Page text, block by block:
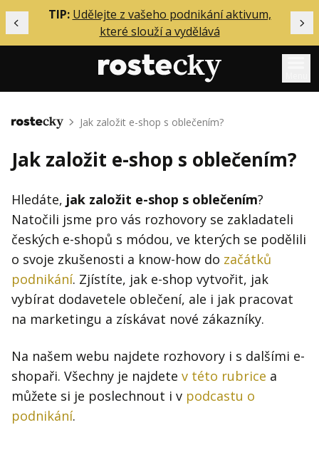
Předchozí
TIP: Udělejte z vašeho podnikání aktivum,
které slouží a vydělává
Mentoring
Solo
Akce
Inzerce
O mně
Přihlášení
Kontakt
Obchodní podmínky
Hledaná fráze Hledat
Domů Jak založit e-shop s oblečením?
Jak založit e-shop s oblečením?
Hledáte, jak založit e-shop s oblečením?
Natočili jsme pro vás rozhovory se zakladateli
českých e-shopů s módou, ve kterých se podělili
o svoje zkušenosti a know-how do začátků
podnikání. Zjístíte, jak e-shop vytvořit, jak
vybírat dodavetele oblečení, ale i jak pracovat
na marketingu a získávat nové zákazníky.
Na našem webu najdete rozhovory i s dalšími e-
shopaři. Všechny je najdete v této rubrice a
můžete si je poslechnout i v podcastu o
podnikání.